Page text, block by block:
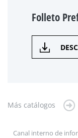
Folleto
Más catálogos
Canal interno de